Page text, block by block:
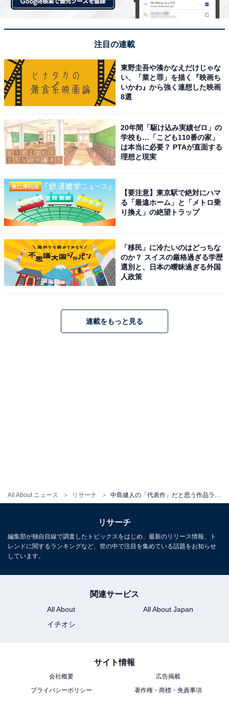
All About ニュース リサーチ
注目の連載
東野圭吾や湊かなえだけじゃな
い、「業と罪」を描く『映画ち
いかわ』から強く連想した映画
8選
20年間「駆け込み実績ゼロ」の
学校も…「こども110番の家」
は本当に必要？ PTAが直面する
理想と現実
【要注意】東京駅で絶対にハマ
る「最遠ホーム」と「メトロ乗
り換え」の絶望トラップ
「移民」に冷たいのはどっちな
のか？ スイスの厳格過ぎる学歴
選別と、日本の曖昧過ぎる外国
人政策
連載をもっと見る
リサーチ
編集部が独自目線で調査したトピックスをはじめ、最新のリリース情報、ト
レンドに関するランキングなど、世の中で注目を集めている話題をお知らせ
しています。
関連サービス
All About
All About Japan
イチオシ
サイト情報
会社概要
広告掲載
プライバシーポリシー
著作権・商標・免責事項